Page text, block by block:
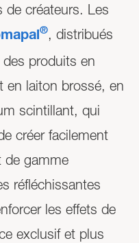
de créateurs. Les
®, distribués
produits en
en laiton brossé, en
scintillant, qui
créer facilement
de gamme
réfléchissantes
les effets de
exclusif et plus